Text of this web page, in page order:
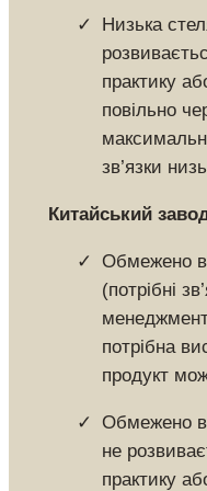
Низька
практику
повільно
зв’язки
Китайський
Обмежено
(потрібні
потрібна
продукт
Обмежено
не
практику